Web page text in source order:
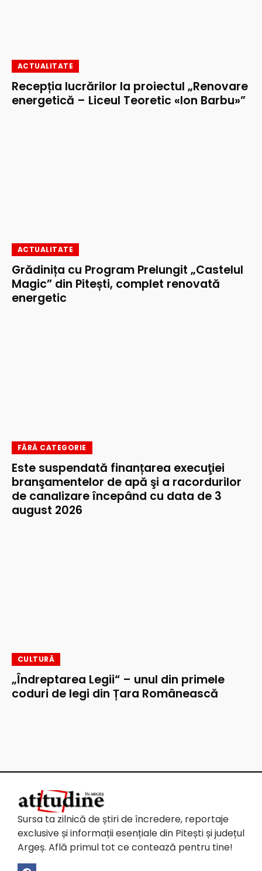
ACTUALITATE
Recepția lucrărilor la proiectul „Renovare
energetică – Liceul Teoretic «Ion Barbu»”
ACTUALITATE
Grădinița cu Program Prelungit „Castelul
Magic” din Pitești, complet renovată
energetic
FĂRĂ CATEGORIE
Este suspendată finanțarea execuţiei
branşamentelor de apă şi a racordurilor
de canalizare începând cu data de 3
august 2026
CULTURĂ
„Îndreptarea Legii“ – unul din primele
coduri de legi din Țara Românească
Sursa ta zilnică de știri de încredere, reportaje
exclusive și informații esențiale din Pitești și județul
Argeș. Află primul tot ce contează pentru tine!